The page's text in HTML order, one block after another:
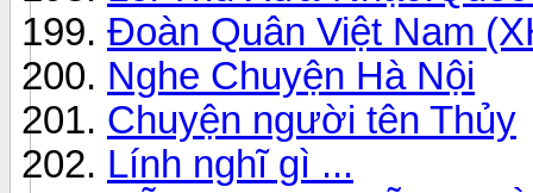
Đoàn Quân Việt Nam
Nghe Chuyện Hà Nội
Chuyện người tên Thủy
Lính nghĩ gì ...